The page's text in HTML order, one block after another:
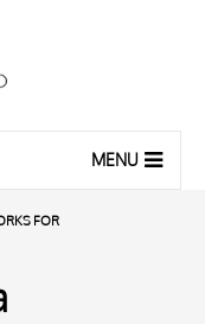
MENU
FOR